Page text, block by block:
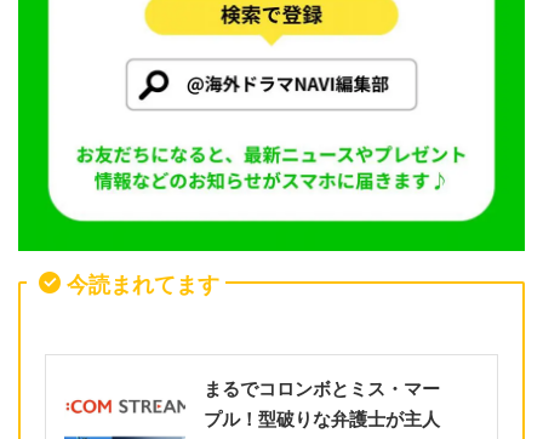
今読まれてます
まるでコロンボとミス・マー
プル！型破りな弁護士が主人